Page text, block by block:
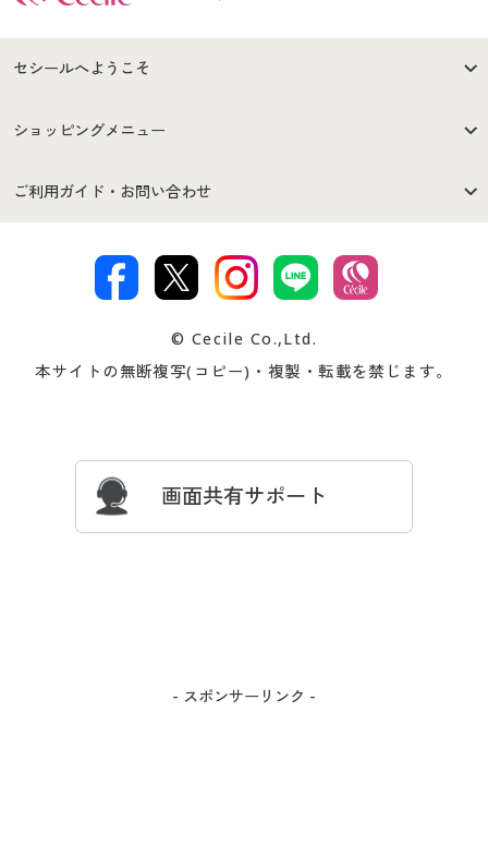
セシールへようこそ
はじめての方へ
セシールご利用規約
著作権・商標について 会社案内
ショッピングメニュー
商品カテゴリ
プレゼント＆キャンペーン サイトマップ
ご利用ガイド・お問い合わせ
交換・返品は お支払は
ついて
忘れの場合
© Cecile Co.,Ltd.
本サイトの無断複写(コピー)・複製・転載を禁じます。
画面共有サポート
- スポンサーリンク -